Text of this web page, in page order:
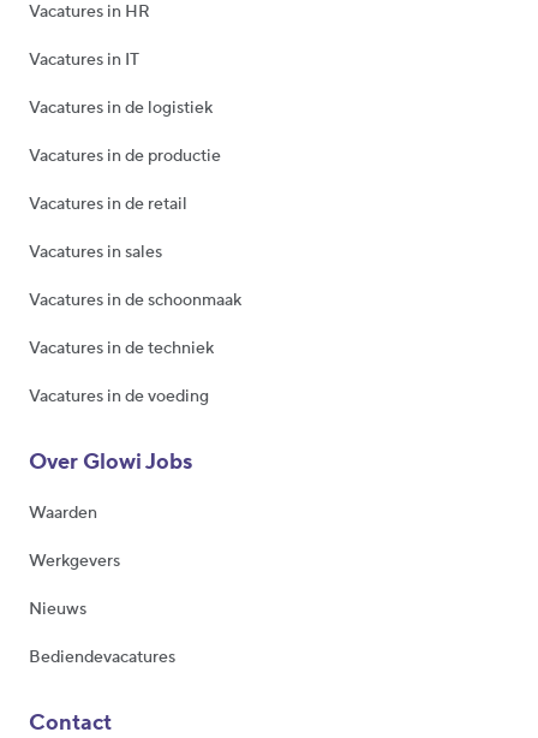
Vacatures in HR
Vacatures in IT
Vacatures in de logistiek
Vacatures in de productie
Vacatures in de retail
Vacatures in sales
Vacatures in de schoonmaak
Vacatures in de techniek
Vacatures in de voeding
Over Glowi Jobs
Waarden
Werkgevers
Nieuws
Bediendevacatures
Contact